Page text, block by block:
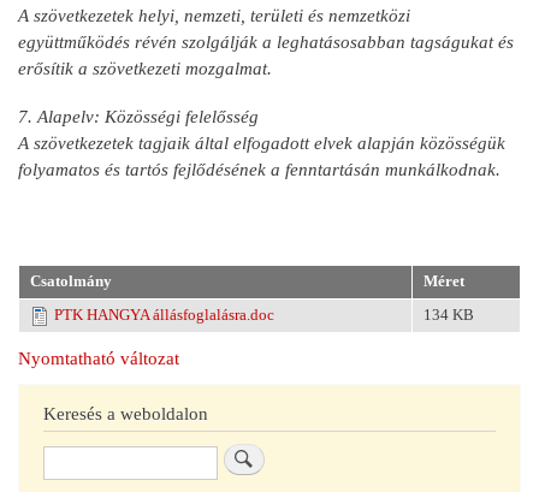
A szövetkezetek helyi, nemzeti, területi és nemzetközi
együttműködés révén szolgálják a leghatásosabban tagságukat és
erősítik a szövetkezeti mozgalmat.
7. Alapelv: Közösségi felelősség
A szövetkezetek tagjaik által elfogadott elvek alapján közösségük
folyamatos és tartós fejlődésének a fenntartásán munkálkodnak.
Csatolmány
Méret
PTK HANGYA állásfoglalásra.doc
134 KB
Nyomtatható változat
Keresés a weboldalon
Keresés